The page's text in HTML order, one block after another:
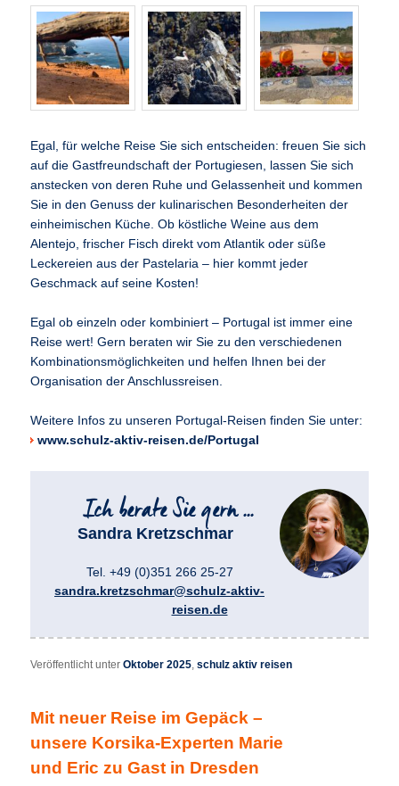
Egal, für welche Reise Sie sich entscheiden: freuen Sie sich
auf die Gastfreundschaft der Portugiesen, lassen Sie sich
anstecken von deren Ruhe und Gelassenheit und kommen
Sie in den Genuss der kulinarischen Besonderheiten der
einheimischen Küche. Ob köstliche Weine aus dem
Alentejo, frischer Fisch direkt vom Atlantik oder süße
Leckereien aus der Pastelaria – hier kommt jeder
Geschmack auf seine Kosten!
Egal ob einzeln oder kombiniert – Portugal ist immer eine
Reise wert! Gern beraten wir Sie zu den verschiedenen
Kombinationsmöglichkeiten und helfen Ihnen bei der
Organisation der Anschlussreisen.
Weitere Infos zu unseren Portugal-Reisen finden Sie unter:
www.schulz-aktiv-reisen.de/Portugal
Sandra Kretzschmar
Tel. +49 (0)351 266 25-27
sandra.kretzschmar@schulz-aktiv-
reisen.de
Veröffentlicht unter Oktober 2025 ,schulz aktiv reisen
Mit neuer Reise im Gepäck –
unsere Korsika-Experten Marie
und Eric zu Gast in Dresden